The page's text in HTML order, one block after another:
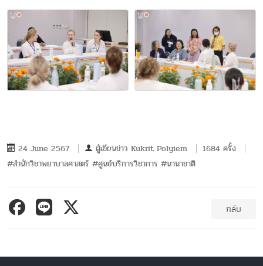
24 June 2567 ผู้เขียนข่าว Kukrit Polyiem
1684 ครั้ง
#สำนักวิชาพยาบาลศาสตร์ #ศูนย์บริการวิชาการ #นานาชาติ
กลับ